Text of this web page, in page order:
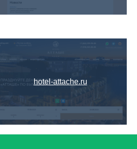
hotel-attache.ru